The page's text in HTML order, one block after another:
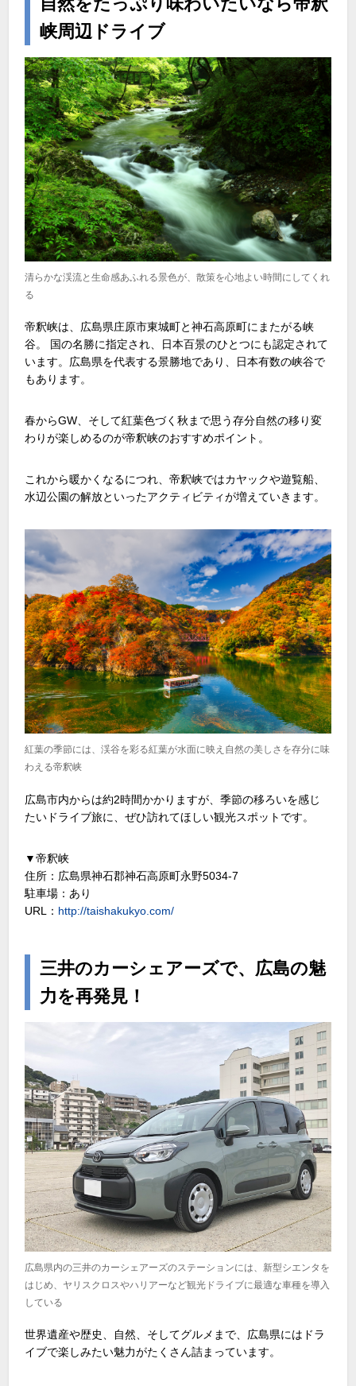
峡周辺ドライブ
清らかな渓流と生命感あふれる景色が、散策を心地よい時間にしてくれ
る
帝釈峡は、広島県庄原市東城町と神石高原町にまたがる峡
谷。 国の名勝に指定され、日本百景のひとつにも認定されて
います。広島県を代表する景勝地であり、日本有数の峡谷で
もあります。
春からGW、そして紅葉色づく秋まで思う存分自然の移り変
わりが楽しめるのが帝釈峡のおすすめポイント。
これから暖かくなるにつれ、帝釈峡ではカヤックや遊覧船、
水辺公園の解放といったアクティビティが増えていきます。
紅葉の季節には、渓谷を彩る紅葉が水面に映え自然の美しさを存分に味
わえる帝釈峡
広島市内からは約2時間かかりますが、季節の移ろいを感じ
たいドライブ旅に、ぜひ訪れてほしい観光スポットです。
▼帝釈峡
住所：広島県神石郡神石高原町永野5034-7
駐車場：あり
URL： http://taishakukyo.com/
三井のカーシェアーズで、広島の魅
力を再発見！
広島県内の三井のカーシェアーズのステーションには、新型シエンタを
はじめ、ヤリスクロスやハリアーなど観光ドライブに最適な車種を導入
している
世界遺産や歴史、自然、そしてグルメまで、広島県にはドラ
イブで楽しみたい魅力がたくさん詰まっています。